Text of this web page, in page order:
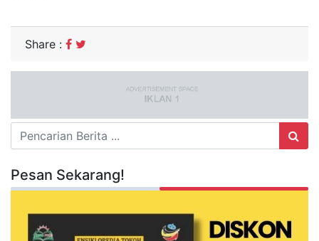
Share :
Pesan Sekarang!